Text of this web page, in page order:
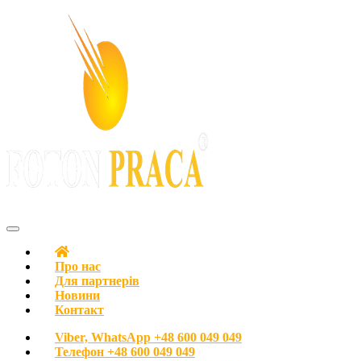
Про нас
Для партнерів
Новини
Контакт
Viber, WhatsApp +48 600 049 049
Телефон +48 600 049 049